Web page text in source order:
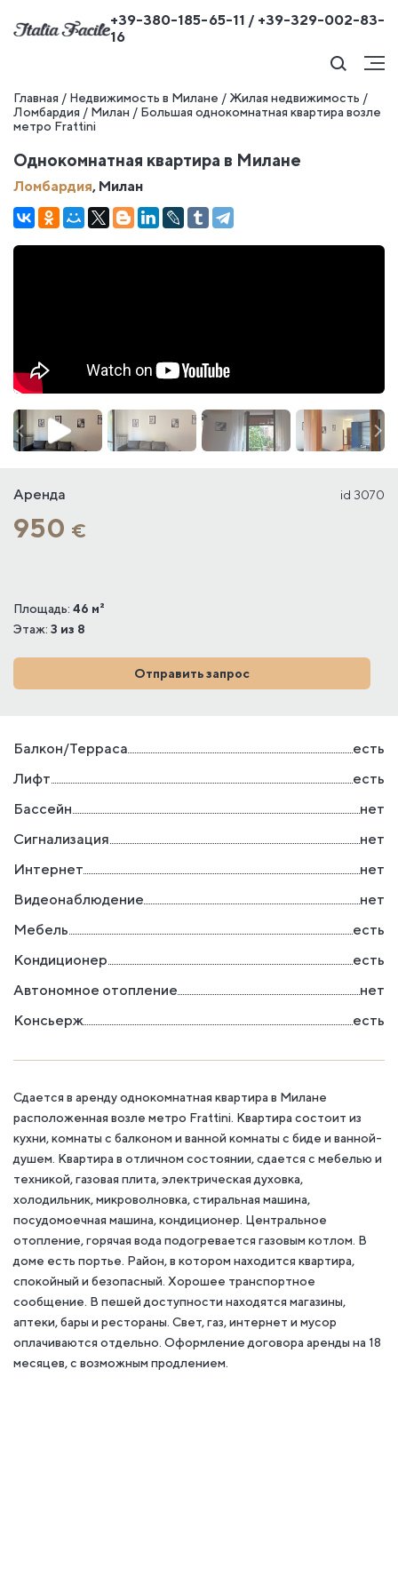
+39-380-185-65-11 / +39-329-002-83-
16
Главная / Недвижимость в Милане / Жилая недвижимость /
Ломбардия / Милан / Большая однокомнатная квартира возле
метро Frattini
Однокомнатная квартира в Милане
Ломбардия, Милан
Аренда id 3070
950 €
Площадь: 46 м²
Этаж: 3 из 8
Отправить запрос
Балкон/Терраса
есть
Лифт
есть
Бассейн
нет
Сигнализация
нет
Интернет
нет
Видеонаблюдение
нет
Мебель
есть
Кондиционер
есть
Автономное отопление
нет
Консьерж
есть
Сдается в аренду однокомнатная квартира в Милане
расположенная возле метро Frattini. Квартира состоит из
кухни, комнаты с балконом и ванной комнаты с биде и ванной-
душем. Квартира в отличном состоянии, сдается с мебелью и
техникой, газовая плита, электрическая духовка,
холодильник, микроволновка, стиральная машина,
посудомоечная машина, кондиционер. Центральное
отопление, горячая вода подогревается газовым котлом. В
доме есть портье. Район, в котором находится квартира,
спокойный и безопасный. Хорошее транспортное
сообщение. В пешей доступности находятся магазины,
аптеки, бары и рестораны. Свет, газ, интернет и мусор
оплачиваются отдельно. Оформление договора аренды на 18
месяцев, с возможным продлением.